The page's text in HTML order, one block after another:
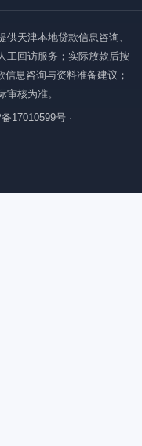
天津本地贷款信息咨询、
工回访服务；实际放款后按
息咨询与资料准备建议；
核为准。
17010599号 ·